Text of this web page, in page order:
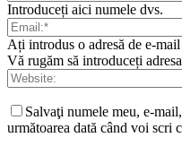
Introduceți aici numele dvs.
Ați introdus o adresă de e-
Vă rugăm să introduceți
Salvaţi numele meu, e-
următoarea dată când voi scri